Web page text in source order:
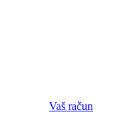
Vaš račun